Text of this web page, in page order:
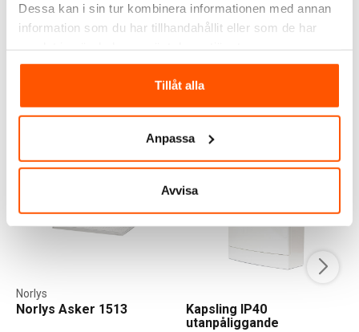
Dessa kan i sin tur kombinera informationen med annan
information som du har tillhandahållit eller som de har
Tillåt alla
Anpassa
Avvisa
LÄGG I VARUKORG LÄGG I VARUKORG
ANDRA KUNDER KÖPTE ÄVEN
Norlys Asker 1513
Norlys
Kapsling IP40
utanpåliggande